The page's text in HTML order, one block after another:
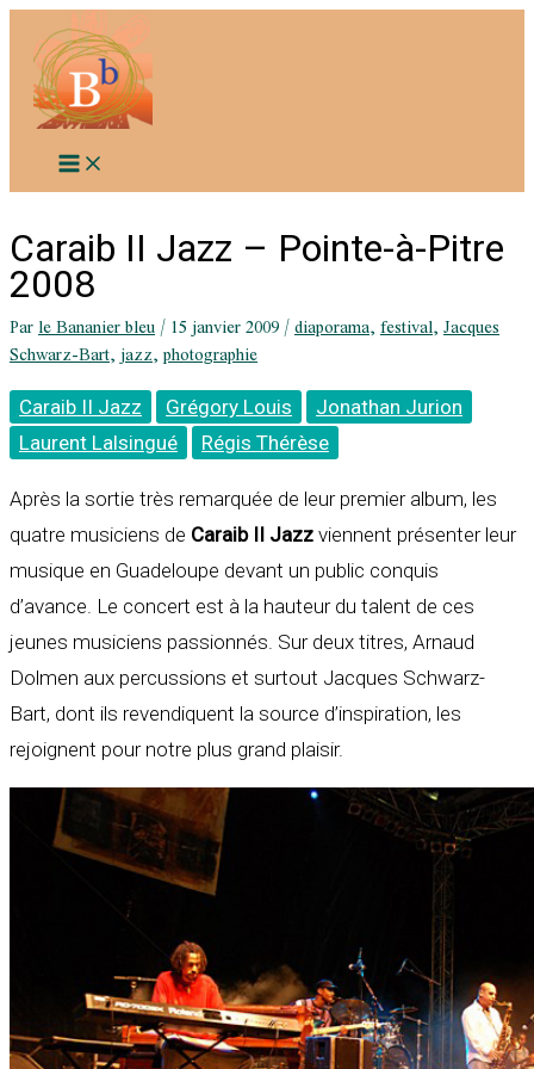
contenu
Caraib II Jazz – Pointe-à-Pitre
2008
Parle Bananier bleu/15 janvier 2009/diaporama,festival,Jacques
Schwarz-Bart,jazz,photographie
Caraib II Jazz Grégory Louis
Jonathan Jurion
Laurent Lalsingué
Régis Thérèse
Après la sortie très remarquée de leur premier album, les
quatre musiciens de Caraib II Jazz viennent présenter leur
musique en Guadeloupe devant un public conquis
d’avance. Le concert est à la hauteur du talent de ces
jeunes musiciens passionnés. Sur deux titres, Arnaud
Dolmen aux percussions et surtout Jacques Schwarz-
Bart, dont ils revendiquent la source d’inspiration, les
rejoignent pour notre plus grand plaisir.